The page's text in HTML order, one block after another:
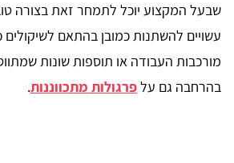
שבעל המקצוע יוכל לתמחר זאת בצורה
עשויים להשתנות כמובן בהתאם לשיקולים
מורכבות העבודה או תוספות שונות
בהרחבה גם עלפרגולות מתכווננות.